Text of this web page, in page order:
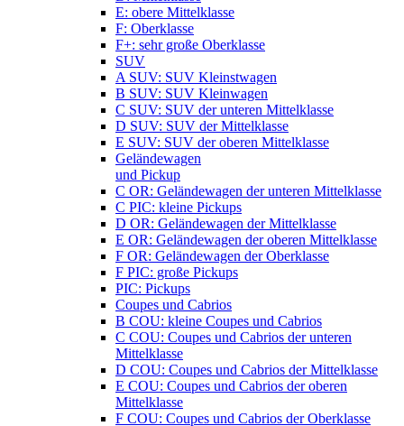
E: obere Mittelklasse
F: Oberklasse
F+: sehr große Oberklasse
SUV
A SUV: SUV Kleinstwagen
B SUV: SUV Kleinwagen
C SUV: SUV der unteren Mittelklasse
D SUV: SUV der Mittelklasse
E SUV: SUV der oberen Mittelklasse
Geländewagen
und Pickup
C OR: Geländewagen der unteren Mittelklasse
C PIC: kleine Pickups
D OR: Geländewagen der Mittelklasse
E OR: Geländewagen der oberen Mittelklasse
F OR: Geländewagen der Oberklasse
F PIC: große Pickups
PIC: Pickups
Coupes und Cabrios
B COU: kleine Coupes und Cabrios
C COU: Coupes und Cabrios der unteren
Mittelklasse
D COU: Coupes und Cabrios der Mittelklasse
E COU: Coupes und Cabrios der oberen
Mittelklasse
F COU: Coupes und Cabrios der Oberklasse